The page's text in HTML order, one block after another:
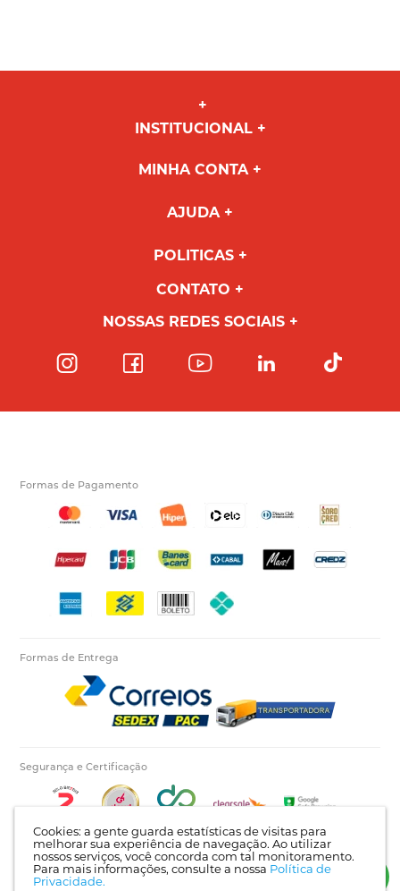
Cookies: a gente guarda estatísticas de visitas para
melhorar sua experiência de navegação. Ao utilizar
nossos serviços, você concorda com tal monitoramento.
Para mais informações, consulte a nossa Política de
Privacidade.
INSTITUCIONAL
MINHA CONTA
AJUDA
POLITICAS
CONTATO
NOSSAS REDES SOCIAIS
Formas de Pagamento
Formas de Entrega
Segurança e Certificação
Autopecas Tiete LTDA - CNPJ: 60.840.768/0001-03 | Rua Itajaí, 624 - Bairro Tietê |
Londrina - PR | CEP: 86025-450 |